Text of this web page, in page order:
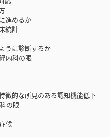
進めるか
統計
うに診断するか
科の眼
な所見のある認知機能低下
の眼
候